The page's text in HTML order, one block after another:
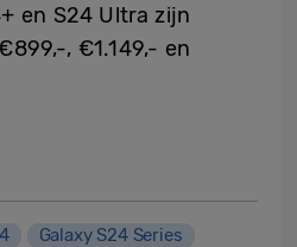
en S24 Ultra zijn
, €1.149,- en
Galaxy S24 Series